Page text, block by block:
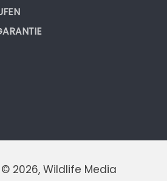
2026, Wildlife Media